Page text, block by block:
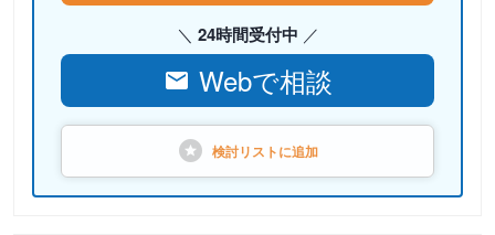
24時間受付中
Webで相談
検討リストに追加